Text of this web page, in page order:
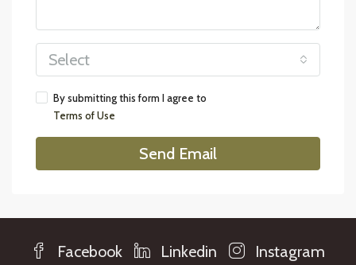
Select
By submitting this form I agree to
Terms of Use
Send Email
Facebook Linkedin Instagram